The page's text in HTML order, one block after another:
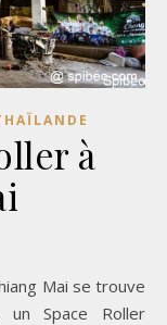
à
un Space Roller